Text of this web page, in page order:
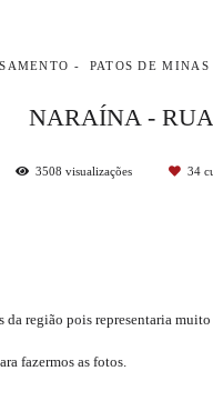
PATOS DE
NARAÍNA -
3508 visualizações 34
região pois representaria muito
fazermos as fotos.